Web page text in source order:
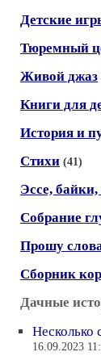
Детские
Тюремный
Живой джаз
Книги для
История и
Стихи (41)
Эссе, байки,
Собрание
Прошу
Сборник
Дачные
Несколько
16.09.2023